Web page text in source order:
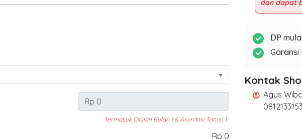
Termasuk Cicilan Bulan 1 & Asuransi Tahun 1
Rp 0
DP
Garansi
Kontak
account_circle Agus